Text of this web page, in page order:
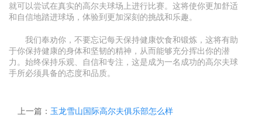
就可以尝试在真实的高尔夫球场上进行比赛。这将使你更加舒适
和自信地踏进球场，体验到更加深刻的挑战和乐趣。
我们奉劝你，不要忘记每天保持健康饮食和锻炼，这将有助
于你保持健康的身体和坚韧的精神，从而能够充分挥出你的潜
力。始终保持乐观、自信和专注，这是成为一名成功的高尔夫球
手所必须具备的态度和品质。
上一篇： 玉龙雪山国际高尔夫俱乐部怎么样